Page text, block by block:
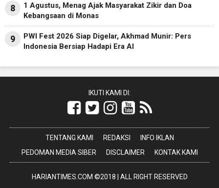
8
1 Agustus, Menag Ajak Masyarakat Zikir dan Doa
Kebangsaan di Monas
9
PWI Fest 2026 Siap Digelar, Akhmad Munir: Pers
Indonesia Bersiap Hadapi Era AI
IKUTI KAMI DI:
TENTANG KAMI REDAKSI
INFO IKLAN
PEDOMAN MEDIA SIBER
DISCLAIMER KONTAK KAMI
HARIANTIMES.COM ©2018 | ALL RIGHT RESERVED